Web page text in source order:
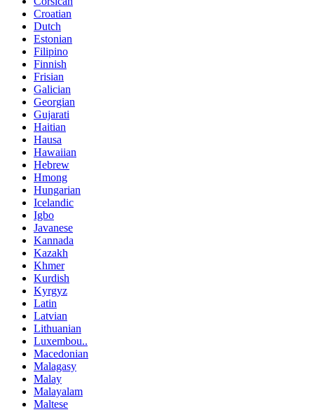
Croatian
Dutch
Estonian
Filipino
Finnish
Frisian
Galician
Georgian
Gujarati
Haitian
Hausa
Hawaiian
Hebrew
Hmong
Hungarian
Icelandic
Igbo
Javanese
Kannada
Kazakh
Khmer
Kurdish
Kyrgyz
Latin
Latvian
Lithuanian
Luxembou..
Macedonian
Malagasy
Malay
Malayalam
Maltese